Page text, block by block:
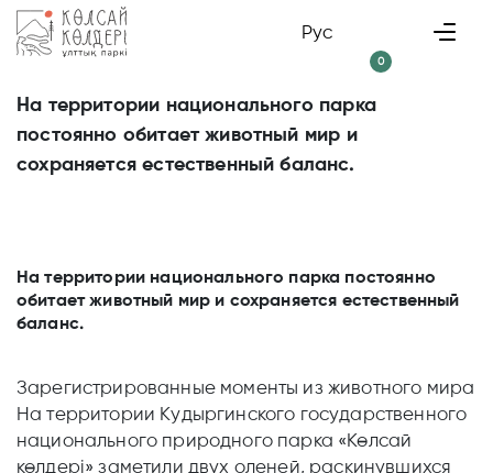
Рус
0
На территории национального парка
постоянно обитает животный мир и
сохраняется естественный баланс.
На территории национального парка постоянно
обитает животный мир и сохраняется естественный
баланс.
Зарегистрированные моменты из животного мира
На территории Кудыргинского государственного
национального природного парка «Көлсай
көлдері» заметили двух оленей, раскинувшихся